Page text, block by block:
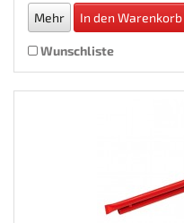
Mehr In den Warenkorb
Wunschliste